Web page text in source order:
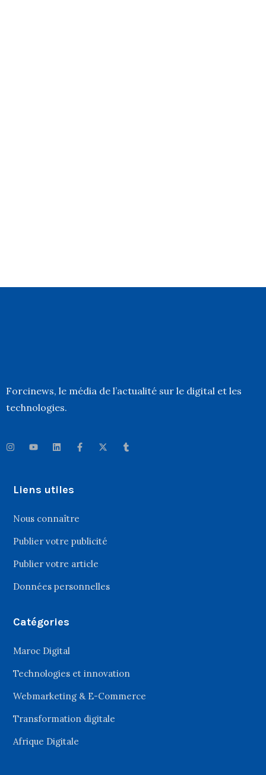
Forcinews, le média de l’actualité sur le digital et les
technologies.
Liens utiles
Nous connaître
Publier votre publicité
Publier votre article
Données personnelles
Catégories
Maroc Digital
Technologies et innovation
Webmarketing & E-Commerce
Transformation digitale
Afrique Digitale